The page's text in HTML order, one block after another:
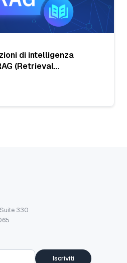
di intelligenza
(Retrieval
330
Iscriviti